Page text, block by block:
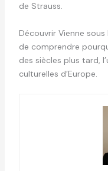
de Strauss.
Découvrir Vienne
de comprendre
des siècles plus tard,
culturelles d’Europe.